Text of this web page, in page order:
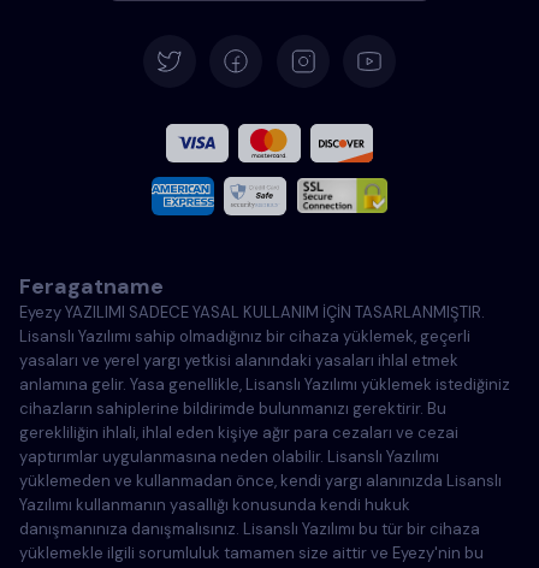
Fransızca
İtalyanca
Portekizce
Türkçe
Polonya
Feragatname
Eyezy YAZILIMI SADECE YASAL KULLANIM İÇİN TASARLANMIŞTIR.
Lisanslı Yazılımı sahip olmadığınız bir cihaza yüklemek, geçerli
yasaları ve yerel yargı yetkisi alanındaki yasaları ihlal etmek
anlamına gelir. Yasa genellikle, Lisanslı Yazılımı yüklemek istediğiniz
cihazların sahiplerine bildirimde bulunmanızı gerektirir. Bu
gerekliliğin ihlali, ihlal eden kişiye ağır para cezaları ve cezai
yaptırımlar uygulanmasına neden olabilir. Lisanslı Yazılımı
yüklemeden ve kullanmadan önce, kendi yargı alanınızda Lisanslı
Yazılımı kullanmanın yasallığı konusunda kendi hukuk
danışmanınıza danışmalısınız. Lisanslı Yazılımı bu tür bir cihaza
yüklemekle ilgili sorumluluk tamamen size aittir ve Eyezy'nin bu